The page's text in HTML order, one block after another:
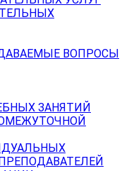
ВОПРОСЫ
ЗАНЯТИЙ